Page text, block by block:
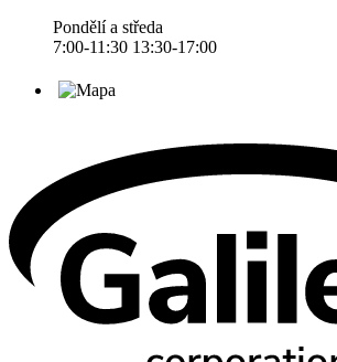
Pondělí a středa
7:00-11:30 13:30-17:00